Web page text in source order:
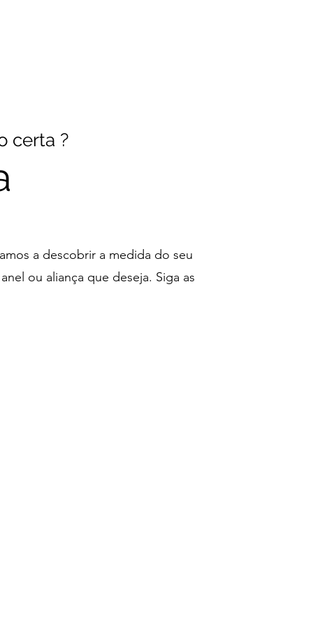
certa ?
a descobrir a medida do seu
ou aliança que deseja. Siga as